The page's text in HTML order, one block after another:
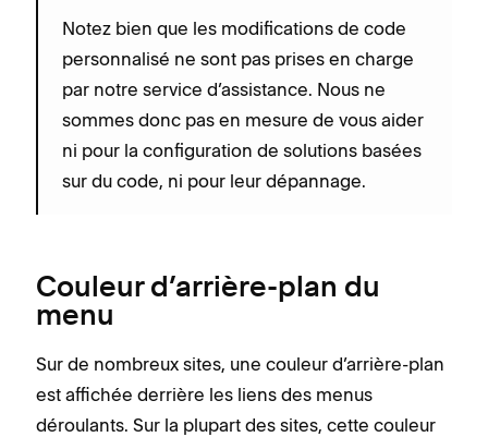
Notez bien que les modifications de code
personnalisé ne sont pas prises en charge
par notre service d’assistance. Nous ne
sommes donc pas en mesure de vous aider
ni pour la configuration de solutions basées
sur du code, ni pour leur dépannage.
Couleur d’arrière-plan du
menu
Sur de nombreux sites, une couleur d’arrière-plan
est affichée derrière les liens des menus
déroulants. Sur la plupart des sites, cette couleur